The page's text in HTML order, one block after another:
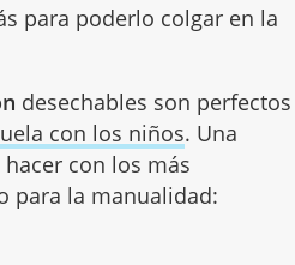
para poderlo colgar en la
desechables son perfectos
con los niños. Una
con los más
para la manualidad: